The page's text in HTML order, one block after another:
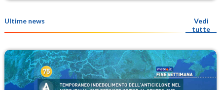
Ultime news
Vedi
tutte